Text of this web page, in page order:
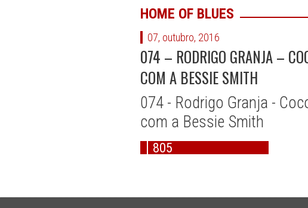
HOME OF BLUES
07, outubro, 2016
074 – RODRIGO GRANJA –
COM A BESSIE SMITH
074 - Rodrigo Granja -
com a Bessie Smith
805